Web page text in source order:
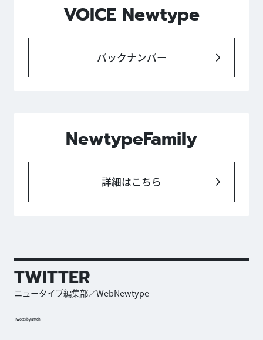
VOICE Newtype
バックナンバー
NewtypeFamily
詳細はこちら
TWITTER
ニュータイプ編集部／WebNewtype
Tweets by antch